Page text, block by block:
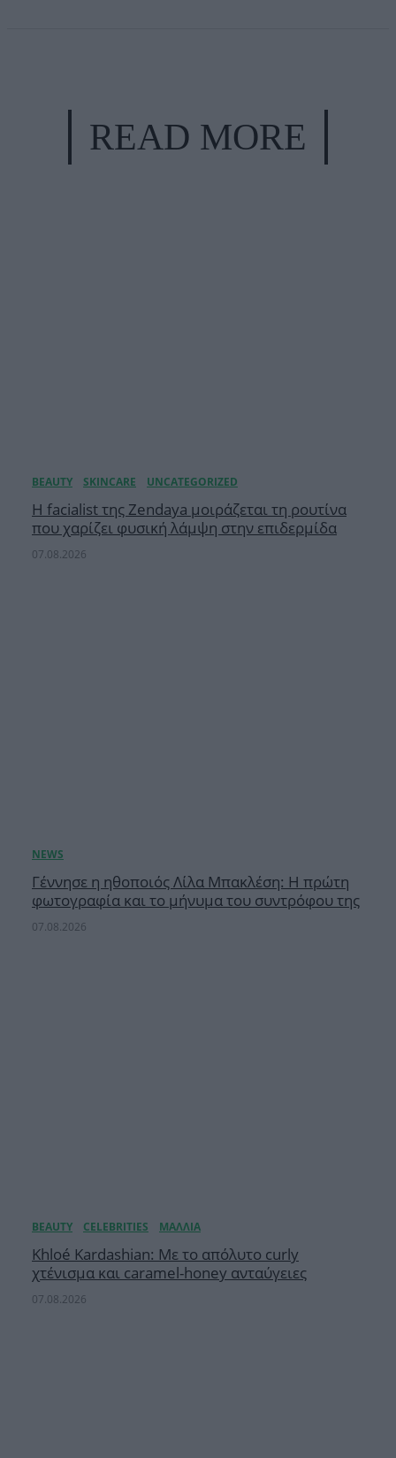
READ MORE
Η facialist της Zendaya μοιράζεται τη ρουτίνα
που χαρίζει φυσική λάμψη στην επιδερμίδα
07.08.2026
Γέννησε η ηθοποιός Λίλα Μπακλέση: Η πρώτη
φωτογραφία και το μήνυμα του συντρόφου της
07.08.2026
Khloé Kardashian: Με το απόλυτο curly
χτένισμα και caramel-honey ανταύγειες
07.08.2026